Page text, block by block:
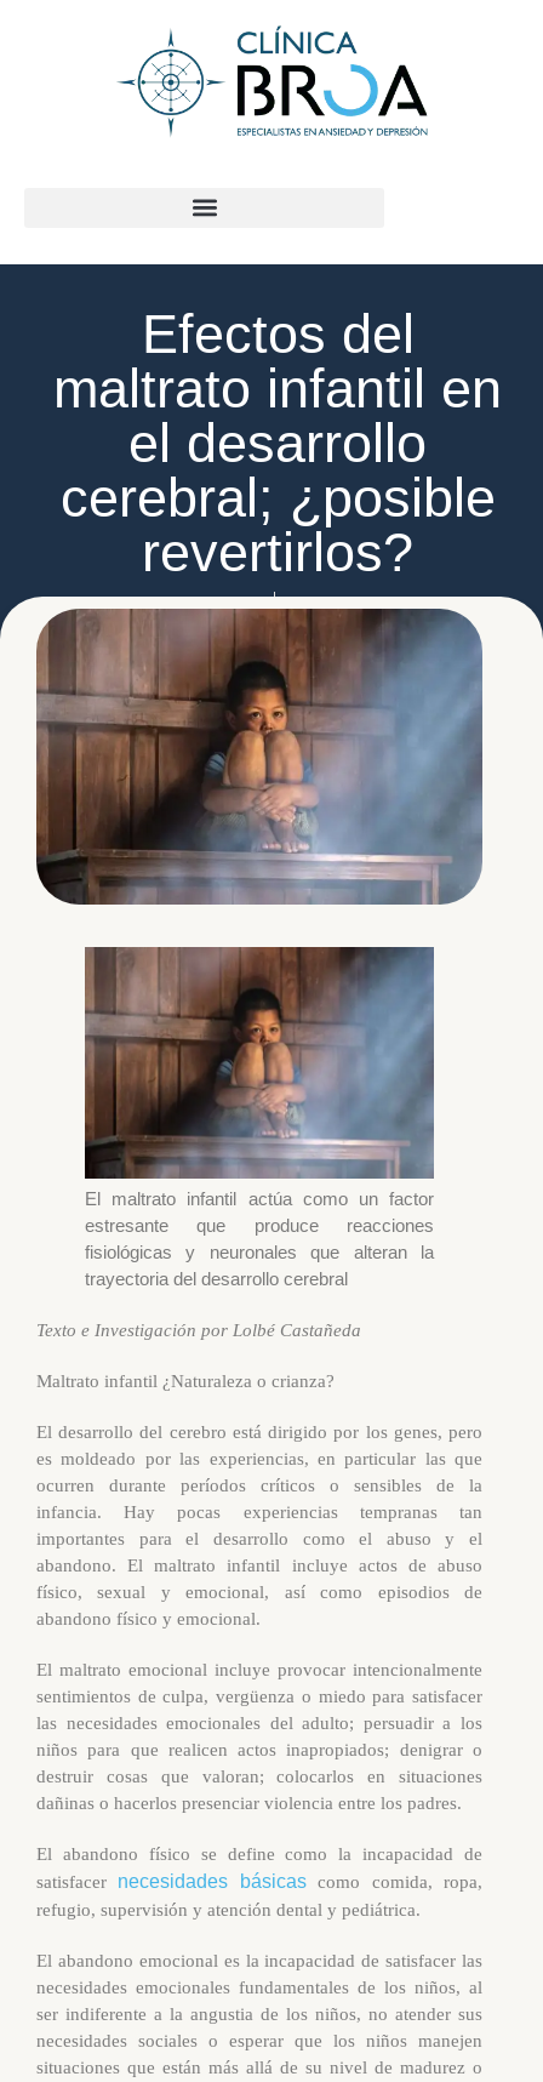
Efectos del
maltrato infantil en
el desarrollo
cerebral; ¿posible
revertirlos?
Lolbé Castañeda febrero 4, 2025
El maltrato infantil actúa como un factor
estresante que produce reacciones
fisiológicas y neuronales que alteran la
trayectoria del desarrollo cerebral
Texto e Investigación por Lolbé Castañeda
Maltrato infantil ¿Naturaleza o crianza?
El desarrollo del cerebro está dirigido por los genes, pero
es moldeado por las experiencias, en particular las que
ocurren durante períodos críticos o sensibles de la
infancia. Hay pocas experiencias tempranas tan
importantes para el desarrollo como el abuso y el
abandono. El maltrato infantil incluye actos de abuso
físico, sexual y emocional, así como episodios de
abandono físico y emocional.
El maltrato emocional incluye provocar intencionalmente
sentimientos de culpa, vergüenza o miedo para satisfacer
las necesidades emocionales del adulto; persuadir a los
niños para que realicen actos inapropiados; denigrar o
destruir cosas que valoran; colocarlos en situaciones
dañinas o hacerlos presenciar violencia entre los padres.
El abandono físico se define como la incapacidad de
satisfacer necesidades básicascomo comida, ropa,
refugio, supervisión y atención dental y pediátrica.
El abandono emocional es la incapacidad de satisfacer las
necesidades emocionales fundamentales de los niños, al
ser indiferente a la angustia de los niños, no atender sus
necesidades sociales o esperar que los niños manejen
situaciones que están más allá de su nivel de madurez o